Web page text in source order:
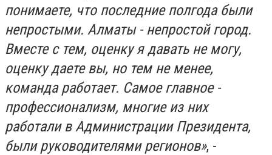
понимаете, что последние полгода были
непростыми. Алматы - непростой город.
Вместе с тем, оценку я давать не могу,
оценку даете вы, но тем не менее,
команда работает. Самое главное -
профессионализм, многие из них
работали в Администрации Президента,
были руководителями регионов», -